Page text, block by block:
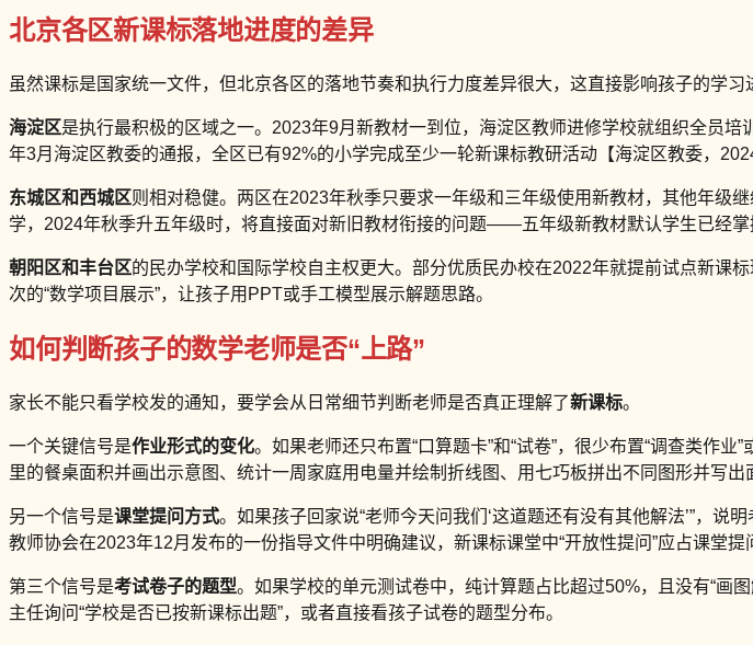
北京各区新课标落地进度的差异
虽然课标是国家统一文件，但北京各区的落地节奏和执行力度差异很大，这直接影响孩子的学习
海淀区是执行最积极的区域之一。2023年9月新教材一到位，海淀区教师进修学校就组织全员
年3月海淀区教委的通报，全区已有92%的小学完成至少一轮新课标教研活动【海淀区教委，
东城区和西城区则相对稳健。两区在2023年秋季只要求一年级和三年级使用新教材，其他年级
学，2024年秋季升五年级时，将直接面对新旧教材衔接的问题——五年级新教材默认学生已经
朝阳区和丰台区的民办学校和国际学校自主权更大。部分优质民办校在2022年就提前试点新课
次的“数学项目展示”，让孩子用PPT或手工模型展示解题思路。
如何判断孩子的数学老师是否“上路”
家长不能只看学校发的通知，要学会从日常细节判断老师是否真正理解了新课标。
一个关键信号是作业形式的变化。如果老师还只布置“口算题卡”和“试卷”，很少布置“调查类作
里的餐桌面积并画出示意图、统计一周家庭用电量并绘制折线图、用七巧板拼出不同图形并写出
另一个信号是课堂提问方式。如果孩子回家说“老师今天问我们‘这道题还有没有其他解法’”，说
教师协会在2023年12月发布的一份指导文件中明确建议，新课标课堂中“开放性提问”应占课堂
第三个信号是考试卷子的题型。如果学校的单元测试卷中，纯计算题占比超过50%，且没有“画
主任询问“学校是否已按新课标出题”，或者直接看孩子试卷的题型分布。